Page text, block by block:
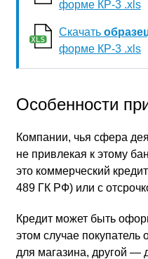
форме КР-3 .xls
Скачать
форме КР-3 .xls
Особенности
Компании, чья сфера
не привлекая к этому
это коммерческий
489 ГК РФ) или с
Кредит может быть
этом случае
для магазина, другой —